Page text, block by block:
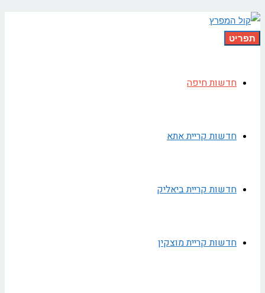
תפריט
חדשות חיפה
חדשות קריית אתא
חדשות קריית ביאליק
חדשות קריית מוצקין